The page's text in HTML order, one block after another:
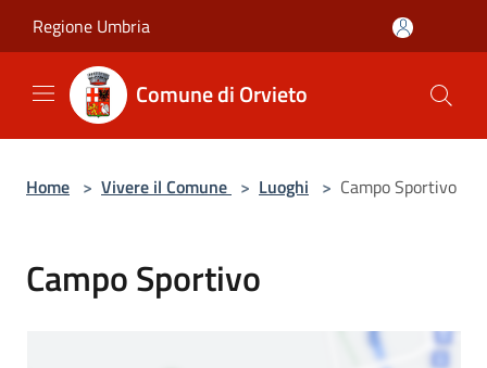
Regione Umbria
Comune di Orvieto
Home > Vivere il Comune > Luoghi > Campo Sportivo
Campo Sportivo